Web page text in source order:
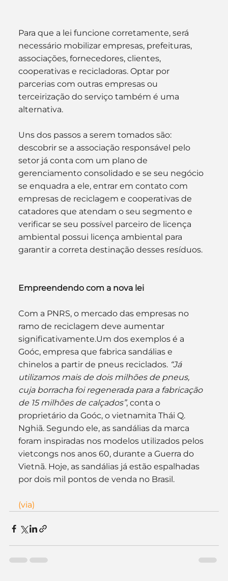
Para que a lei funcione corretamente, será
necessário mobilizar empresas, prefeituras,
associações, fornecedores, clientes,
cooperativas e recicladoras. Optar por
parcerias com outras empresas ou
terceirização do serviço também é uma
alternativa.
Uns dos passos a serem tomados são:
descobrir se a associação responsável pelo
setor já conta com um plano de
gerenciamento consolidado e se seu negócio
se enquadra a ele, entrar em contato com
empresas de reciclagem e cooperativas de
catadores que atendam o seu segmento e
verificar se seu possível parceiro de licença
ambiental possui licença ambiental para
garantir a correta destinação desses resíduos.
Empreendendo com a nova lei
Com a PNRS, o mercado das empresas no
ramo de reciclagem deve aumentar
significativamente.Um dos exemplos é a
Goóc, empresa que fabrica sandálias e
chinelos a partir de pneus reciclados. “Já
utilizamos mais de dois milhões de pneus,
cuja borracha foi regenerada para a fabricação
de 15 milhões de calçados”, conta o
proprietário da Goóc, o vietnamita Thái Q.
Nghiã. Segundo ele, as sandálias da marca
foram inspiradas nos modelos utilizados pelos
vietcongs nos anos 60, durante a Guerra do
Vietnã. Hoje, as sandálias já estão espalhadas
por dois mil pontos de venda no Brasil.
(via)